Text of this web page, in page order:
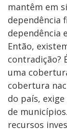
mantêm em
dependência
dependência
Então,
contradição?
uma
cobertura
do país,
de
recursos